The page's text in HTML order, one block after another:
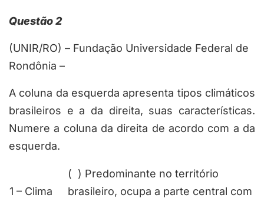
Questão 2
(UNIR/RO) – Fundação Universidade Federal de
Rondônia –
A coluna da esquerda apresenta tipos climáticos
brasileiros e a da direita, suas características.
Numere a coluna da direita de acordo com a da
esquerda.
1 – Clima
( ) Predominante no território
brasileiro, ocupa a parte central com